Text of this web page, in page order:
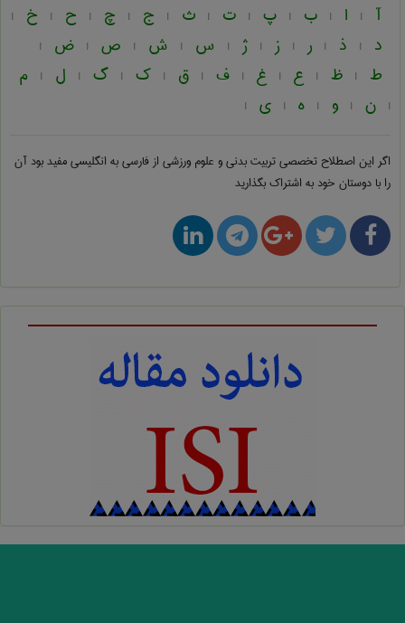
آ | ا | ب | پ | ت | ث | ج | چ | ح | خ |
د | ذ | ر | ز | ژ | س | ش | ص | ض |
ط | ظ | ع | غ | ف | ق | ک | گ | ل | م
| ن | و | ه | ی |
اگر این اصطلاح تخصصیتربيت بدنی و علوم ورزشی از فارسی به انگلیسیمفید بود آن
را با دوستان خود به اشتراک بگذارید